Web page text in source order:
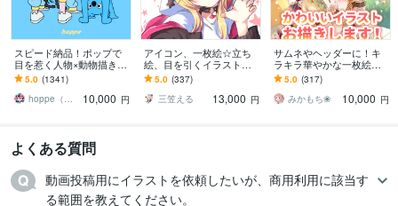
スピード納品！ポップで
目を惹く人物×動物描きま
す 挿絵・動画・グッズな
ど鮮やかな配色で個性を
出したい方へ
5.0 (1341)
hoppe（ほっぺ）
10,000 円
アイコン、一枚絵☆立ち
絵、目を引くイラスト描
きます イリアム、サム
ネ、live2D、YouTube、歌
ってみたも
5.0 (337)
三笠える
13,000 円
サムネやヘッダーに！キ
ラキラ華やかな一枚絵描
きます 商用OK！淡くて可
愛い小物や背景、衣装の
デザインも♪
5.0 (317)
みかもち❀
10,000 円
よくある質問
動画投稿用にイラストを依頼したいが、商用利用に該当す
る範囲を教えてください。